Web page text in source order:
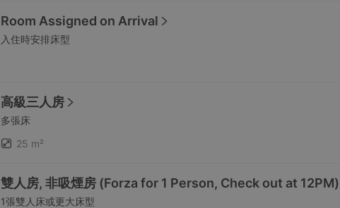
Room Assigned on Arrival
入住時安排床型
高級三人房
多張床
25 m²
雙人房, 非吸煙房 (Forza for 1 Person, Check out at 12PM)
1張雙人床或更大床型